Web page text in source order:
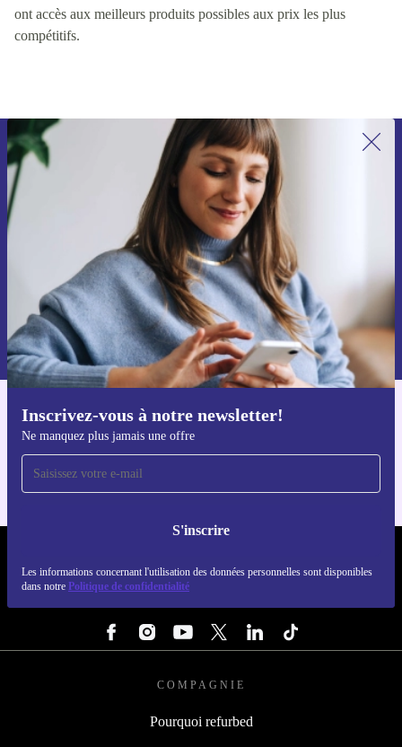
ont accès aux meilleurs produits possibles aux prix les plus
compétitifs.
Inscrivez-vous à notre newsletter!
Ne manquez plus jamais une offre
S'inscrire
Les informations concernant l'utilisation des données personnelles sont disponibles
dans notre Politique de confidentialité
Recevoir offres et infos de refurbed
par mail
Ne manquez plus aucune offre.
S'inscrire
Retrouvez les informations sur l'utilisation des données personnelles
dans notre
politique de confidentialité.
Téléchargez l'application refurbed
Pour iOS et Android
COMPAGNIE
Pourquoi refurbed